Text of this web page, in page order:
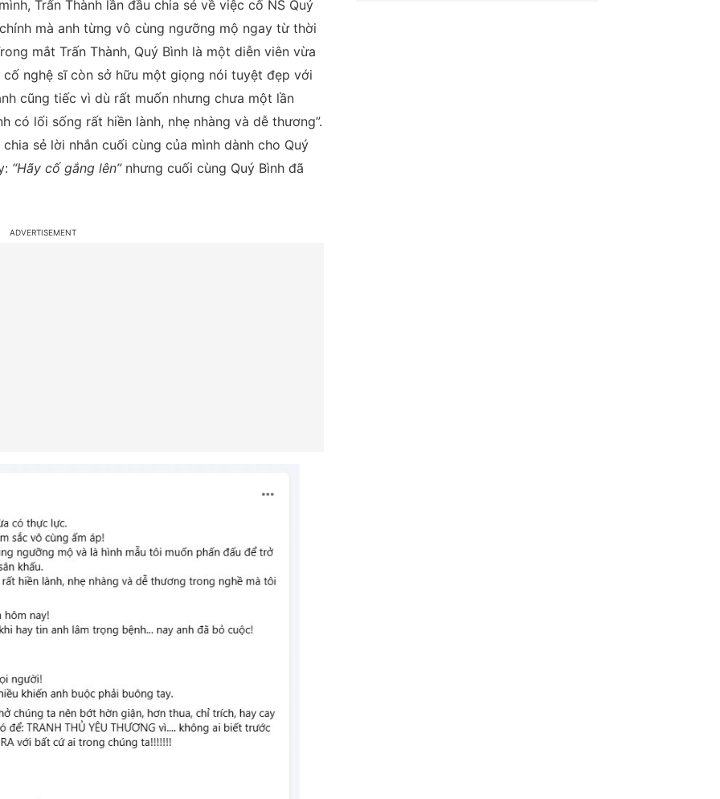
Trấn Thành lần đầu chia sẻ về việc cố NS Quý
mà anh từng vô cùng ngưỡng mộ ngay từ thời
mắt Trấn Thành, Quý Bình là một diễn viên vừa
nghệ sĩ còn sở hữu một giọng nói tuyệt đẹp với
cũng tiếc vì dù rất muốn nhưng chưa một lần
có lối sống rất hiền lành, nhẹ nhàng và dễ thương”.
sẻ lời nhắn cuối cùng của mình dành cho Quý
“Hãy cố gắng lên”nhưng cuối cùng Quý Bình đã